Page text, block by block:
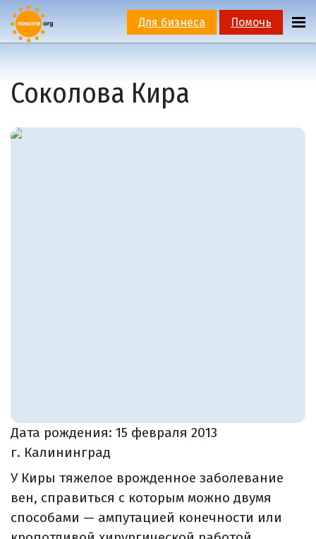
Для бизнеса Помочь
Соколова Кира
Дата рождения: 15 февраля 2013
г. Калининград
У Киры тяжелое врожденное заболевание
вен, справиться с которым можно двумя
способами — ампутацией конечности или